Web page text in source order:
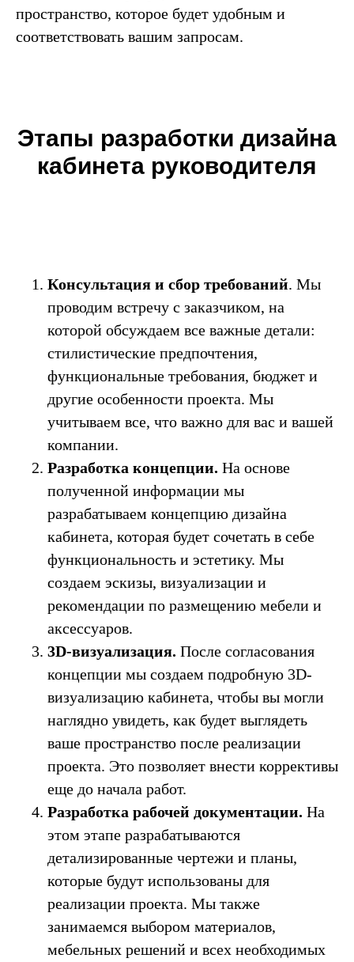
пространство, которое будет удобным и
соответствовать вашим запросам.
Этапы разработки дизайна
кабинета руководителя
Консультация и сбор требований. Мы
проводим встречу с заказчиком, на
которой обсуждаем все важные детали:
стилистические предпочтения,
функциональные требования, бюджет и
другие особенности проекта. Мы
учитываем все, что важно для вас и вашей
компании.
Разработка концепции. На основе
полученной информации мы
разрабатываем концепцию дизайна
кабинета, которая будет сочетать в себе
функциональность и эстетику. Мы
создаем эскизы, визуализации и
рекомендации по размещению мебели и
аксессуаров.
3D-визуализация. После согласования
концепции мы создаем подробную 3D-
визуализацию кабинета, чтобы вы могли
наглядно увидеть, как будет выглядеть
ваше пространство после реализации
проекта. Это позволяет внести коррективы
еще до начала работ.
Разработка рабочей документации. На
этом этапе разрабатываются
детализированные чертежи и планы,
которые будут использованы для
реализации проекта. Мы также
занимаемся выбором материалов,
мебельных решений и всех необходимых